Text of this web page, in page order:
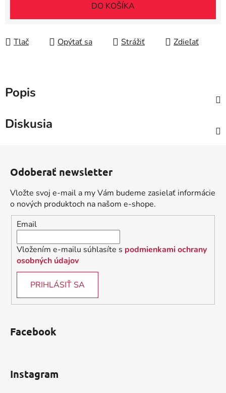
DO KOŠÍKA
Tlač Opýtať sa Strážiť Zdieľať
Popis
Diskusia
Odoberať newsletter
Vložte svoj e-mail a my Vám budeme zasielať informácie
o nových produktoch na našom e-shope.
Email
Vložením e-mailu súhlasíte s podmienkami ochrany
osobných údajov
PRIHLÁSIŤ SA
Facebook
Instagram